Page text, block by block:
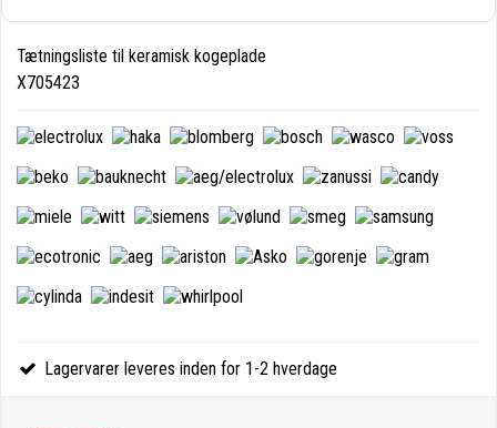
Tætningsliste til keramisk kogeplade
X705423
Lagervarer leveres inden for 1-2 hverdage